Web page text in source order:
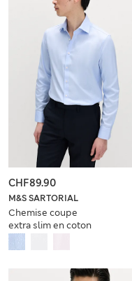
M&S SARTORIAL
Chemise coupe
extra slim en coton
sergé de qualité
supérieure
CHF89.90